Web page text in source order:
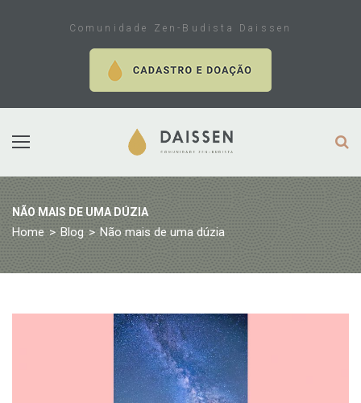
Comunidade Zen-Budista Daissen
NÃO MAIS DE UMA DÚZIA
Home > Blog > Não mais de uma dúzia